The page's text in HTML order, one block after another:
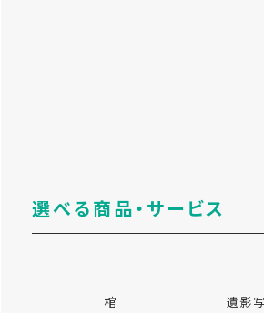
選べる商品・サービス
棺 遺影